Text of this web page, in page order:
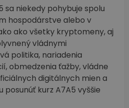
sa niekedy pohybuje spolu
hospodárstve alebo v
ako všetky kryptomeny, aj
vládnymi
politika, nariadenia
obmedzenia ťažby, vládne
digitálnych mien a
posunúť kurz A7A5 vyššie